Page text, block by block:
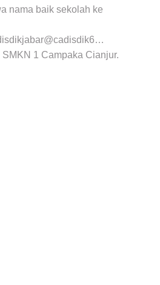
nama baik sekolah ke
1 Campaka Cianjur.